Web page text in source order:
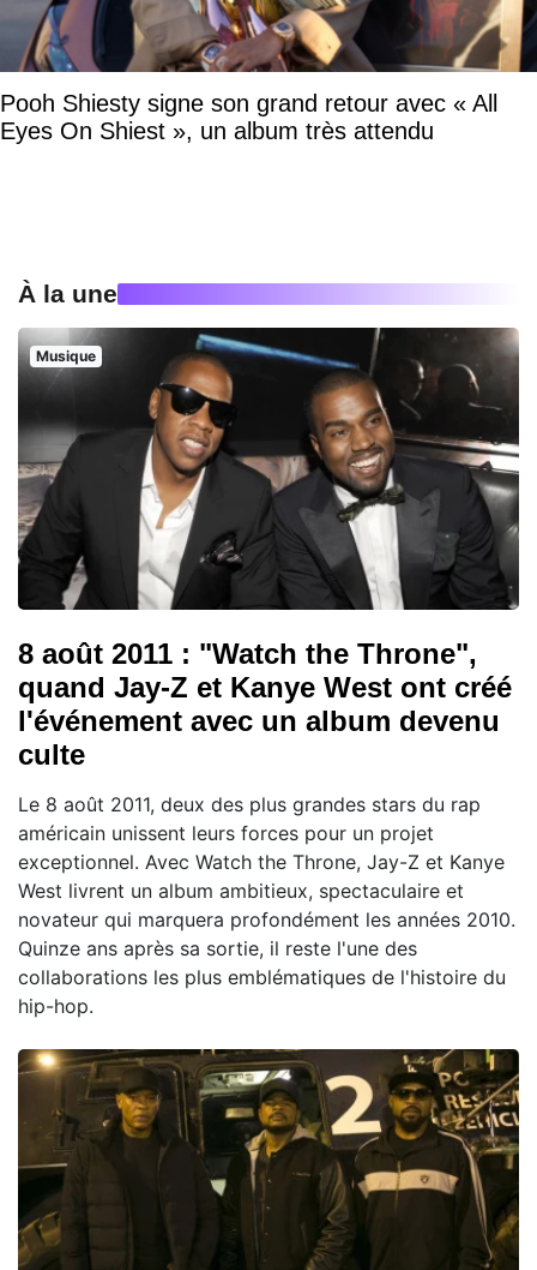
Pooh Shiesty signe son grand retour avec « All
Eyes On Shiest », un album très attendu
À la une
Musique
8 août 2011 : "Watch the Throne",
quand Jay-Z et Kanye West ont créé
l'événement avec un album devenu
culte
Le 8 août 2011, deux des plus grandes stars du rap
américain unissent leurs forces pour un projet
exceptionnel. Avec Watch the Throne, Jay-Z et Kanye
West livrent un album ambitieux, spectaculaire et
novateur qui marquera profondément les années 2010.
Quinze ans après sa sortie, il reste l'une des
collaborations les plus emblématiques de l'histoire du
hip-hop.